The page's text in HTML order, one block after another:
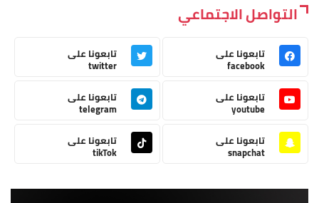
التواصل الاجتماعي
تابعونا على
facebook
تابعونا على
twitter
تابعونا على
youtube
تابعونا على
telegram
تابعونا على
snapchat
تابعونا على
tikTok